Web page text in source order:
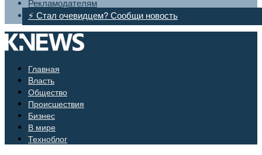
Рекламодателям
⚡ Стал очевидцем? Сообщи новость
Главная
Bласть
Общество
Происшествия
Бизнес
В мире
Техноблог